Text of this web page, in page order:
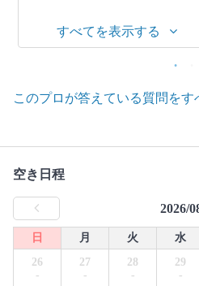
すべてを表示する
このプロが答えている質問をす
空き日程
2026/
日 月 火 水
26
-
27
-
28
-
29
-